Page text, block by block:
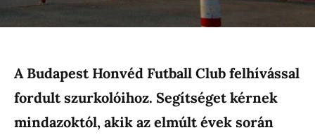
A Budapest Honvéd Futball Club felhívással
fordult szurkolóihoz. Segítséget kérnek
mindazoktól, akik az elmúlt évek során